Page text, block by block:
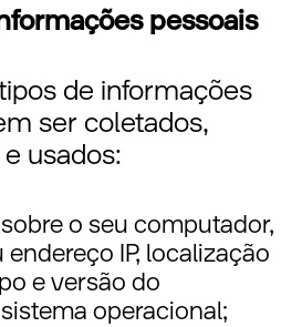
pessoais
de informações
ser coletados,
usados:
o seu computador,
IP, localização
e versão do
operacional;